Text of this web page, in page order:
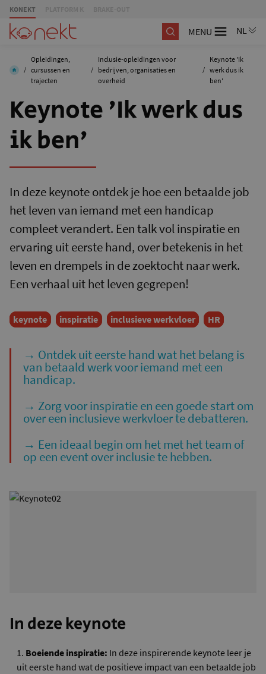
KONEKT
MENU
/
Opleidingen,
cursussen en
trajecten
/
Inclusie-opleidingen voor
bedrijven, organisaties en
overheid
/
Keynote 'Ik
werk dus ik
ben'
Keynote 'Ik werk dus
ik ben'
In deze keynote ontdek je hoe een betaalde job
het leven van iemand met een handicap
compleet verandert. Een talk vol inspiratie en
ervaring uit eerste hand, over betekenis in het
leven en drempels in de zoektocht naar werk.
Een verhaal uit het leven gegrepen!
keynote inspiratie inclusieve werkvloer HR
→ Ontdek uit eerste hand wat het belang is
van betaald werk voor iemand met een
handicap.
→ Zorg voor inspiratie en een goede start om
over een inclusieve werkvloer te debatteren.
→ Een ideaal begin om het met het team of
op een event over inclusie te hebben.
In deze keynote
Boeiende inspiratie: In deze inspirerende keynote leer je
uit eerste hand wat de positieve impact van een betaalde job